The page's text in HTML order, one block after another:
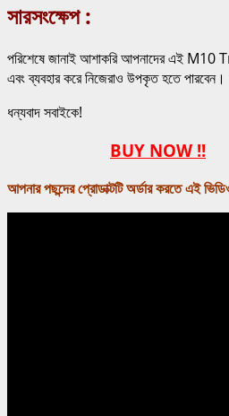
সারসংক্ষেপ :
পরিশেষে জানাই আশাকরি আপনাদের এই
এবং ব্যবহার করে নিজেরাও উপকৃত হতে
ধন্যবাদ সবাইকে!
BUY NOW !!
আপনার পছন্দের প্রোডাক্টটি অর্ডার করতে এই